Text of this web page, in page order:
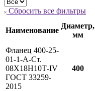
Сбросить все фильтры
Наименование
Диаметр,
мм
Фланец 400-25-
01-1-A-Ст.
08Х18Н10Т-IV
ГОСТ 33259-
2015
400